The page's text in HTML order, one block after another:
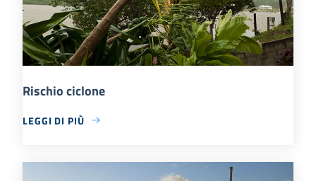
Rischio ciclone
LEGGI DI PIÙ